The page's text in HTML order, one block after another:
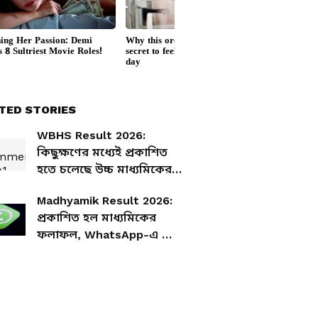
STORIES
WBHS Result 2026:
কিছুক্ষণের মধ্যেই প্রকাশিত
হতে চলেছে উচ্চ মাধ্যমিকের
রেজাল্ট?
Madhyamik Result 2026:
প্রকাশিত হল মাধ্যমিকের
ফলাফল, WhatsApp-এ পান